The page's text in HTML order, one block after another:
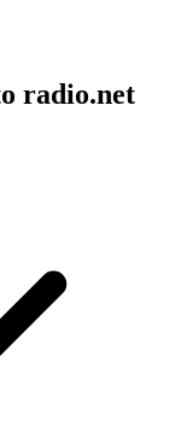
radio.net